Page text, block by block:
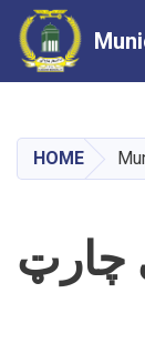
HOME
چارټ